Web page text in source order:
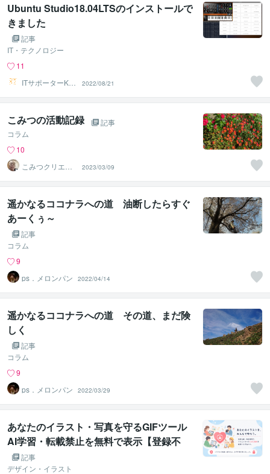
Ubuntu Studio18.04LTSのインストールで
きました
記事
IT・テクノロジー
11
ITサポーターKU
MA222
2022/08/21
こみつの活動記録
記事
コラム
10
こみつクリエイ
ティブ 甲野光
弘
2023/03/09
遥かなるココナラへの道 油断したらすぐ
あーくぅ～
記事
コラム
9
ps．メロンパン
2022/04/14
遥かなるココナラへの道 その道、まだ険
しく
記事
コラム
9
ps．メロンパン
2022/03/29
あなたのイラスト・写真を守るGIFツール
AI学習・転載禁止を無料で表示【登録不
要】記事
デザイン・イラスト